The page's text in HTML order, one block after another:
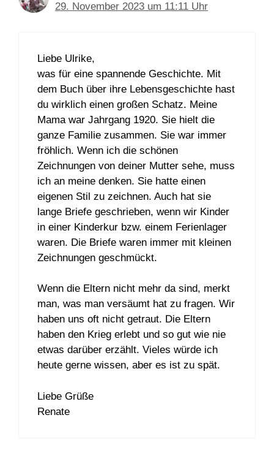
29. November 2023 um 11:11 Uhr
Liebe Ulrike,
was für eine spannende Geschichte. Mit
dem Buch über ihre Lebensgeschichte hast
du wirklich einen großen Schatz. Meine
Mama war Jahrgang 1920. Sie hielt die
ganze Familie zusammen. Sie war immer
fröhlich. Wenn ich die schönen
Zeichnungen von deiner Mutter sehe, muss
ich an meine denken. Sie hatte einen
eigenen Stil zu zeichnen. Auch hat sie
lange Briefe geschrieben, wenn wir Kinder
in einer Kinderkur bzw. einem Ferienlager
waren. Die Briefe waren immer mit kleinen
Zeichnungen geschmückt.
Wenn die Eltern nicht mehr da sind, merkt
man, was man versäumt hat zu fragen. Wir
haben uns oft nicht getraut. Die Eltern
haben den Krieg erlebt und so gut wie nie
etwas darüber erzählt. Vieles würde ich
heute gerne wissen, aber es ist zu spät.
Liebe Grüße
Renate